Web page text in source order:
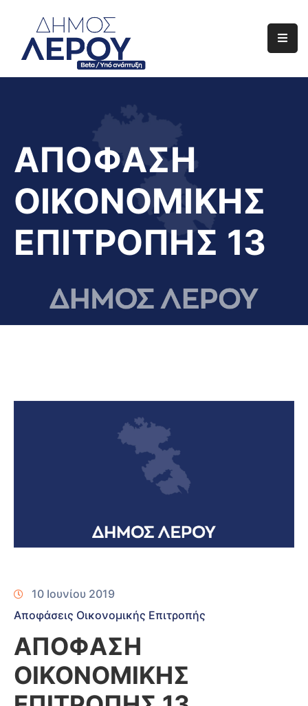
Αρχική
Διαφάνεια
Το
Νησί
Μας
ΑΠΟΦΑΣΗ
ΟΙΚΟΝΟΜΙΚΗΣ
ΕΠΙΤΡΟΠΗΣ 13
10 Ιουνίου 2019
Αποφάσεις Οικονομικής Επιτροπής
ΑΠΟΦΑΣΗ
ΟΙΚΟΝΟΜΙΚΗΣ